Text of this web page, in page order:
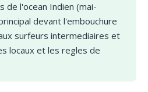
de l'ocean Indien (mai-
devant l'embouchure
surfeurs intermediaires et
locaux et les regles de